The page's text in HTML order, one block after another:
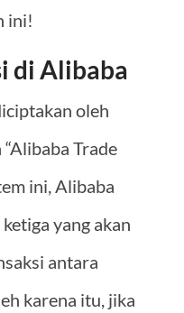
ini!
di Alibaba
oleh
Trade
ini, Alibaba
yang akan
antara
karena itu, jika